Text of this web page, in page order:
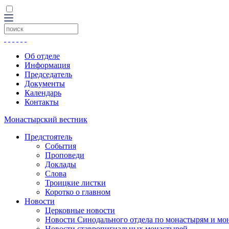
Об отделе
Информация
Председатель
Документы
Календарь
Контакты
Монастырский вестник
Предстоятель
События
Проповеди
Доклады
Слова
Троицкие листки
Коротко о главном
Новости
Церковные новости
Новости Синодального отдела по монастырям и